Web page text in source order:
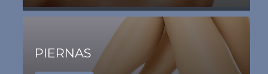
PIERNAS